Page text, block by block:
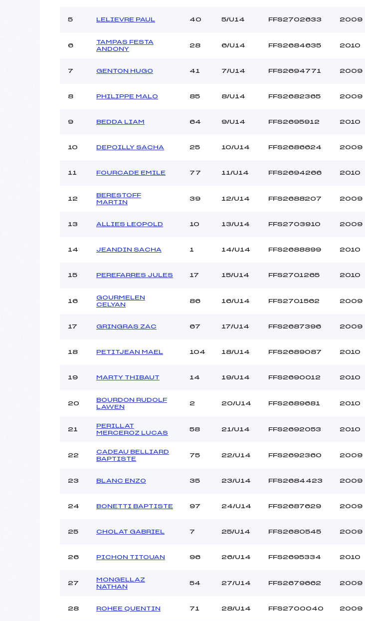
Ouvreurs C :
CLUB ()
Ouvreurs E :
Pénalité appliquée :
135.5200
5 LELIEVRE PAUL 40 5/U14 FFS2702633 2009
6
TAMPAS FESTA
ANDONY
28 6/U14 FFS2684635 2010
7 GENTON HUGO 41 7/U14 FFS2694771 2009
8 PHILIPPE MALO 85 8/U14 FFS2682365 2009
9 BEDDA LIAM 64 9/U14 FFS2695912 2010
10 DEPOILLY SACHA 25 10/U14 FFS2686624 2009
11 FOURCADE EMILE 77 11/U14 FFS2694266 2010
12
BERESTOFF
MARTIN
39 12/U14 FFS2688207 2009
13 ALLIES LEOPOLD 10 13/U14 FFS2703910 2009
14 JEANDIN SACHA 1 14/U14 FFS2688899 2010
15 PEREFARRES JULES 17 15/U14 FFS2701265 2010
16
GOURMELEN
CELYAN
86 16/U14 FFS2701562 2009
17 GRINGRAS ZAC 67 17/U14 FFS2687396 2009
18 PETITJEAN MAEL 104 18/U14 FFS2689087 2010
19 MARTY THIBAUT 14 19/U14 FFS2690012 2010
20
BOURDON RUDOLF
LAWEN
2 20/U14 FFS2689681 2010
21
PERILLAT
MERCEROZ LUCAS
58 21/U14 FFS2692053 2010
22
CADEAU BELLIARD
BAPTISTE
75 22/U14 FFS2692360 2009
23 BLANC ENZO 35 23/U14 FFS2684423 2009
24 BONETTI BAPTISTE 97 24/U14 FFS2687629 2009
25 CHOLAT GABRIEL 7 25/U14 FFS2680545 2009
26 PICHON TITOUAN 96 26/U14 FFS2695334 2010
27
MONGELLAZ
NATHAN
54 27/U14 FFS2679662 2009
28 ROHEE QUENTIN 71 28/U14 FFS2700040 2009